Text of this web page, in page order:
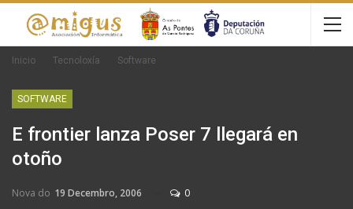
Inicio Tecnoloxía Software
SOFTWARE
E frontier lanza Poser 7 llegará en
otoño
Nova do 19 Decembro, 2006 0